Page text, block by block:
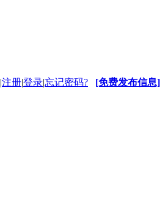
|注册|登录|忘记密码? [免费发布信息]